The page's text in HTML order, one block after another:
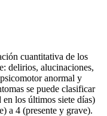
cuantitativa de los
delirios, alucinaciones,
anormal y
se puede clasificar
los últimos siete días)
a 4 (presente y grave).